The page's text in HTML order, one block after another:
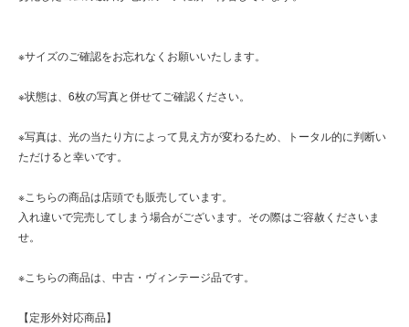
※サイズのご確認をお忘れなくお願いいたします。
※状態は、6枚の写真と併せてご確認ください。
※写真は、光の当たり方によって見え方が変わるため、トータル的に判断い
ただけると幸いです。
※こちらの商品は店頭でも販売しています。
入れ違いで完売してしまう場合がございます。その際はご容赦くださいま
せ。
※こちらの商品は、中古・ヴィンテージ品です。
【定形外対応商品】